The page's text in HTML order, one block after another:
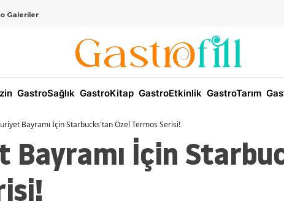
Galeriler
GastroSağlık GastroKitap GastroEtkinlik GastroTarım
Bayramı İçin Starbucks'tan Özel Termos Serisi!
Bayramı İçin